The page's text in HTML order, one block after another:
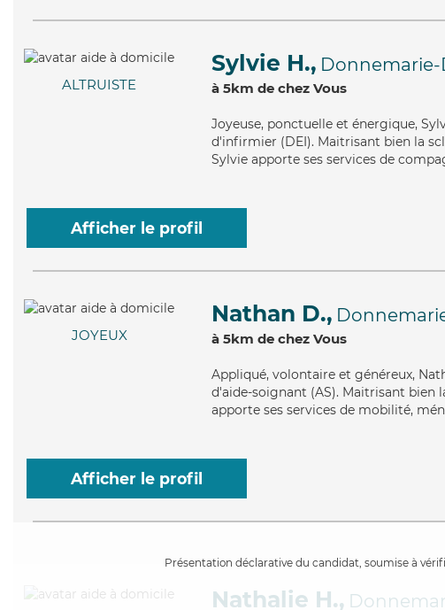
ALTRUISTE
Sylvie H.,
à 5km de chez Vous
Joyeuse, ponctuelle et énergique,
d'infirmier (DEI). Maitrisant bien la
Sylvie apporte ses services de
Afficher le profil
JOYEUX
Nathan D.,
à 5km de chez Vous
Appliqué, volontaire et généreux,
d'aide-soignant (AS). Maitrisant bien
apporte ses services de mobilité,
Afficher le profil
Présentation déclarative du candidat, soumise à
Nathalie H.,